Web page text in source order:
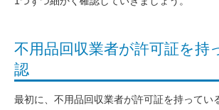
不用品回収業者が許可証を持
認
最初に、不用品回収業者が許可証を持ってい